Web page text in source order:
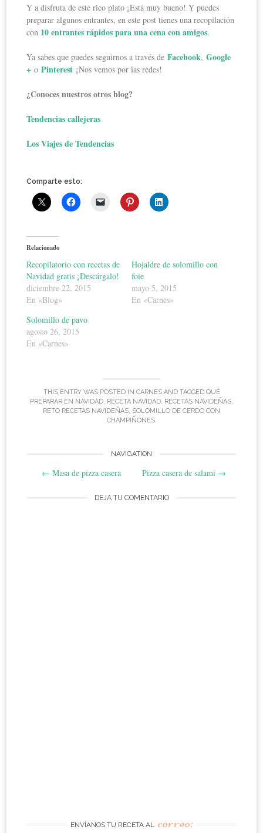
Y a disfruta de este rico plato ¡Está muy bueno! Y puedes
preparar algunos entrantes, en este post tienes una recopilación
con 10 entrantes rápidos para una cena con amigos.
Ya sabes que puedes seguirnos a través deFacebook,Google
+ oPinterest ¡Nos vemos por las redes!
¿Conoces nuestros otros blog?
Tendencias callejeras
Los Viajes de Tendencias
Comparte esto:
Relacionado
Recopilatorio con recetas de
Navidad gratis ¡Descárgalo!
diciembre 22, 2015
En «Blog»
Hojaldre de solomillo con
foie
mayo 5, 2015
En «Carnes»
Solomillo de pavo
agosto 26, 2015
En «Carnes»
THIS ENTRY WAS POSTED IN CARNESAND TAGGED QUÉ
PREPARAR EN NAVIDAD, RECETA NAVIDAD, RECETAS NAVIDEÑAS,
RETO RECETAS NAVIDEÑAS, SOLOMILLO DE CERDO CON
CHAMPIÑONES.
navigation
NAVIGATION
← Masa de pizza casera Pizza casera de salami →
DEJA TU COMENTARIO
ENVÍANOS TU RECETA AL correo: